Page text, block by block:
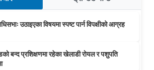
उठाइएका विषयमा स्पष्ट पार्न विपक्षीको आग्रह
बन्द प्रशिक्षणमा रहेका खेलाडी रोयल र पशुपति